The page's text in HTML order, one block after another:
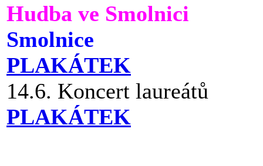
Hudba ve Smolnici
Smolnice
PLAKÁTEK
14.6. Koncert laureátů
PLAKÁTEK